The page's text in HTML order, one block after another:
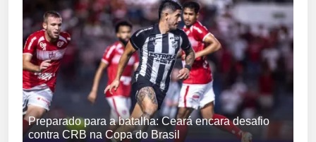
Preparado para a batalha: Ceará encara desafio
contra CRB na Copa do Brasil